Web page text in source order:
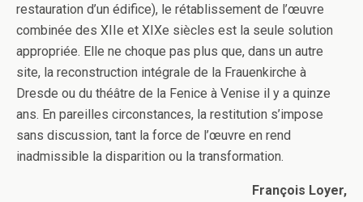
restauration d’un édifice), le rétablissement de l’œuvre
combinée des XIIe et XIXe siècles est la seule solution
appropriée. Elle ne choque pas plus que, dans un autre
site, la reconstruction intégrale de la Frauenkirche à
Dresde ou du théâtre de la Fenice à Venise il y a quinze
ans. En pareilles circonstances, la restitution s’impose
sans discussion, tant la force de l’œuvre en rend
inadmissible la disparition ou la transformation.
François Loyer,